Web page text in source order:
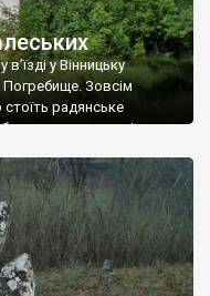
у Вінницьку
Погребище. Зовсім
стоїть радянське
а трохи далі, десь
у траві – […]